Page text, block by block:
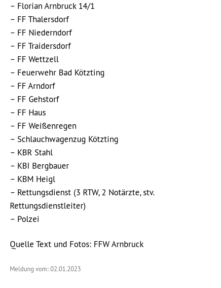
– Florian Arnbruck 14/1
– FF Thalersdorf
– FF Niederndorf
– FF Traidersdorf
– FF Wettzell
– Feuerwehr Bad Kötzting
– FF Arndorf
– FF Gehstorf
– FF Haus
– FF Weißenregen
– Schlauchwagenzug Kötzting
– KBR Stahl
– KBI Bergbauer
– KBM Heigl
– Rettungsdienst (3 RTW, 2 Notärzte, stv.
Rettungsdienstleiter)
– Polzei
Quelle Text und Fotos: FFW Arnbruck
Meldung vom: 02.01.2023